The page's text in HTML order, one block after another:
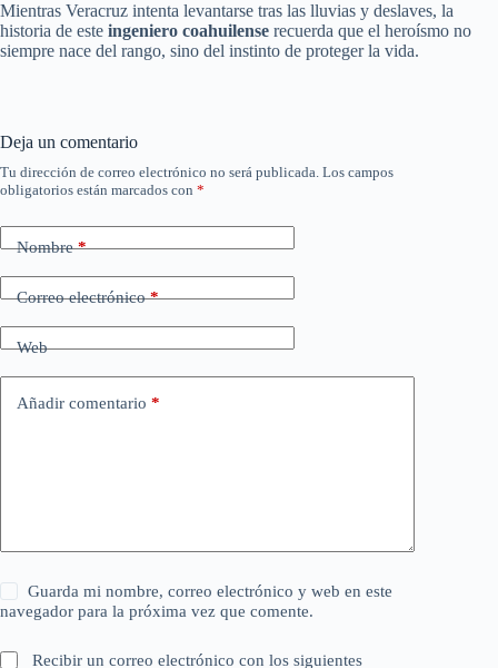
Mientras Veracruz intenta levantarse tras las lluvias y deslaves, la
historia de este ingeniero coahuilense recuerda que el heroísmo no
siempre nace del rango, sino del instinto de proteger la vida.
Deja un comentario
Tu dirección de correo electrónico no será publicada. Los campos
obligatorios están marcados con *
Nombre*
Correo electrónico*
Web
Añadir comentario *
Guarda mi nombre, correo electrónico y web en este
navegador para la próxima vez que comente.
Recibir un correo electrónico con los siguientes